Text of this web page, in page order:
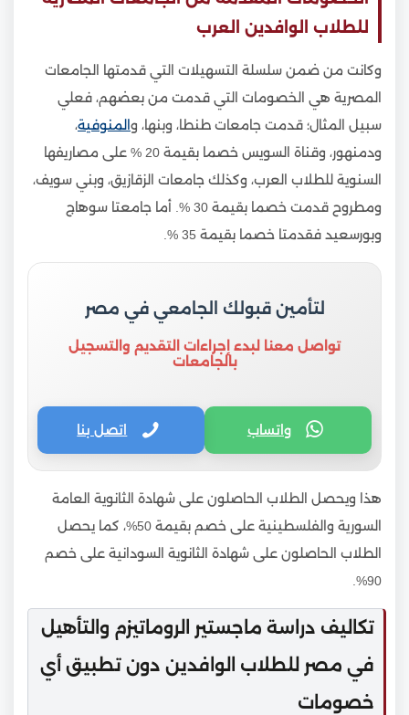
للطلاب الوافدين العرب
وكانت من ضمن سلسلة التسهيلات التي قدمتها الجامعات
المصرية هي الخصومات التي قدمت من بعضهم، فعلي
سبيل المثال؛ قدمت جامعات طنطا، وبنها، والمنوفية،
ودمنهور، وقناة السويس خصما بقيمة 20 % على مصاريفها
السنوية للطلاب العرب، وكذلك جامعات الزقازيق، وبني سويف،
ومطروح قدمت خصما بقيمة 30 %. أما جامعتا سوهاج
وبورسعيد فقدمتا خصما بقيمة 35 %.
لتأمين قبولك الجامعي في مصر
تواصل معنا لبدء إجراءات التقديم والتسجيل
بالجامعات
واتساب اتصل بنا
هذا ويحصل الطلاب الحاصلون على شهادة الثانوية العامة
السورية والفلسطينية على خصم بقيمة 50%، كما يحصل
الطلاب الحاصلون على شهادة الثانوية السودانية على خصم
90%.
تكاليف دراسة ماجستير الروماتيزم والتأهيل
في مصر للطلاب الوافدين دون تطبيق أي
خصومات